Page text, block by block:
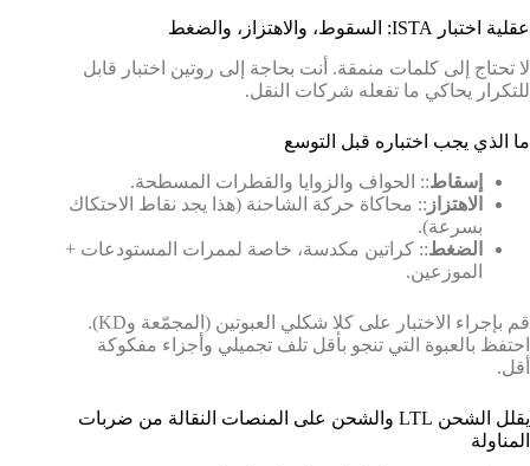
عقلية اختبار ISTA: السقوط، والاهتزاز، والضغط
لا تحتاج إلى كلمات منمقة. أنت بحاجة إلى روتين اختبار قابل
للتكرار يحاكي ما تفعله شركات النقل.
ما الذي يجب اختباره قبل التوسع
إسقاط:: الحواف والزوايا والقطرات المسطحة.
الاهتزاز :: محاكاة حركة الشاحنة (هذا يجد نقاط الاحتكاك
بسرعة).
الضغط:: كراتين مكدسة، خاصة لممرات المستودعات +
الموزعين.
قم بإجراء الاختبار على كلا شكلي العبوتين (المجمّعة وKD).
احتفظ بالعبوة التي تنجو بأقل تلف تجميلي وأجزاء مفكوكة
أقل.
يقلل الشحن LTL والشحن على المنصات النقالة من ضربات
المناولة